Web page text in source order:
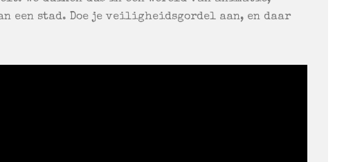
een stad. Doe je veiligheidsgordel aan, en daar